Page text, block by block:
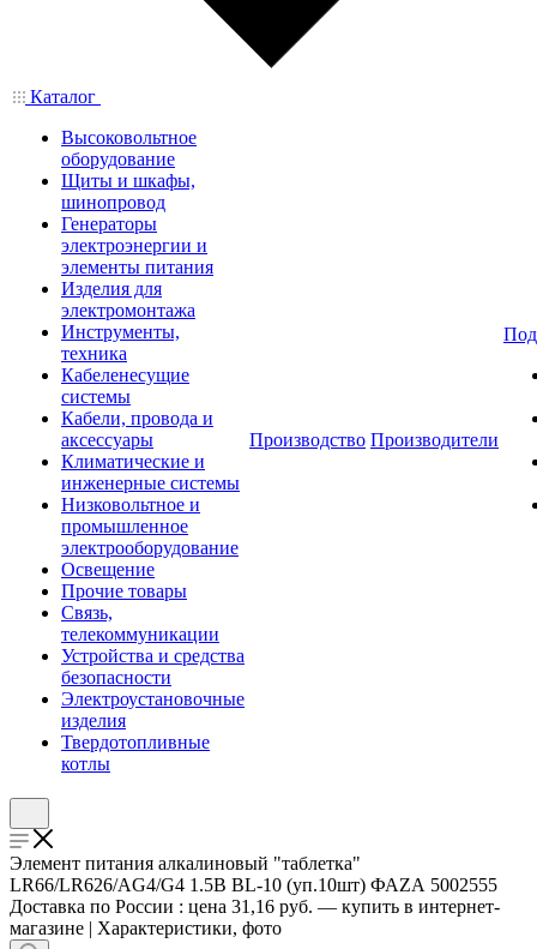
Каталог
Высоковольтное
оборудование
Щиты и шкафы,
шинопровод
Генераторы
электроэнергии и
элементы питания
Изделия для
электромонтажа
Инструменты,
техника
Кабеленесущие
системы
Кабели, провода и
аксессуары
Климатические и
инженерные системы
Низковольтное и
промышленное
электрооборудование
Освещение
Прочие товары
Связь,
телекоммуникации
Устройства и средства
безопасности
Электроустановочные
изделия
Твердотопливные
котлы
Производство Производители
Элемент питания алкалиновый "таблетка"
LR66/LR626/AG4/G4 1.5В BL-10 (уп.10шт) ФАZА 5002555
Доставка по России : цена 31,16 руб. — купить в интернет-
магазине | Характеристики, фото